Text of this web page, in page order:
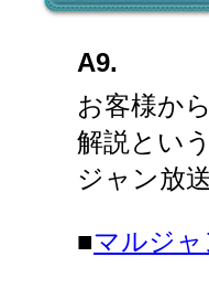
A9.
お客様か
解説とい
ジャン放
■マルジ